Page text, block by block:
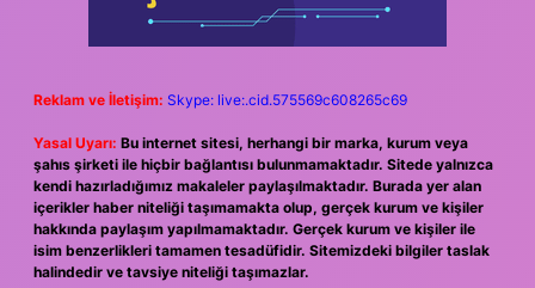
Reklam ve İletişim: Skype: live:.cid.575569c608265c69
Yasal Uyarı: Bu internet sitesi, herhangi bir marka, kurum veya
şahıs şirketi ile hiçbir bağlantısı bulunmamaktadır. Sitede yalnızca
kendi hazırladığımız makaleler paylaşılmaktadır. Burada yer alan
içerikler haber niteliği taşımamakta olup, gerçek kurum ve kişiler
hakkında paylaşım yapılmamaktadır. Gerçek kurum ve kişiler ile
isim benzerlikleri tamamen tesadüfidir. Sitemizdeki bilgiler taslak
halindedir ve tavsiye niteliği taşımazlar.